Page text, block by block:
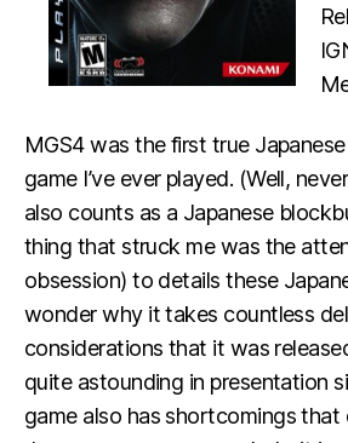
MGS4 was the first true
game I’ve ever played. (Well,
also counts as a Japanese
thing that struck me was the
obsession) to details these
wonder why it takes countless
considerations that it was
quite astounding in presentation
game also has shortcomings that